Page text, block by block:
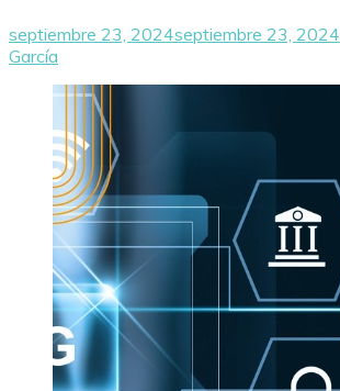
septiembre 23, 2024septiembre 23, 2024
García